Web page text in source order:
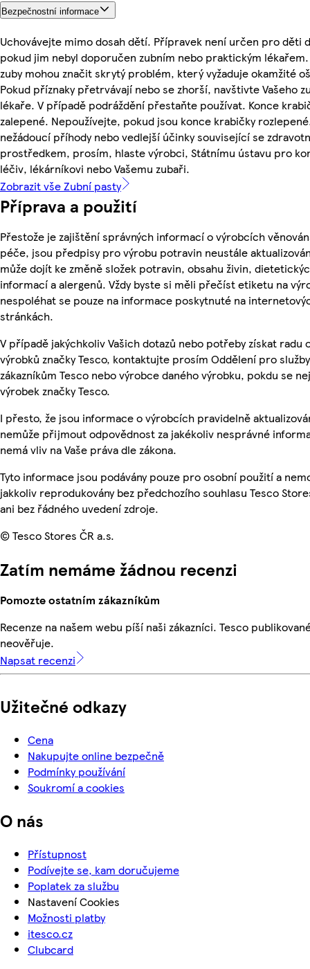
Bezpečnostní informace
Uchovávejte mimo dosah dětí. Přípravek není určen pro děti
pokud jim nebyl doporučen zubním nebo praktickým
zuby mohou značit skrytý problém, který vyžaduje okamžité
Pokud příznaky přetrvávají nebo se zhorší, navštivte Vašeho
lékaře. V případě podráždění přestaňte používat. Konce
zalepené. Nepoužívejte, pokud jsou konce krabičky
nežádoucí příhody nebo vedlejší účinky související se
prostředkem, prosím, hlaste výrobci, Státnímu ústavu pro
léčiv, lékárníkovi nebo Vašemu zubaři.
Zobrazit vše Zubní pasty
Příprava a použití
Přestože je zajištění správných informací o výrobcích
péče, jsou předpisy pro výrobu potravin neustále
může dojít ke změně složek potravin, obsahu živin,
informací a alergenů. Vždy byste si měli přečíst etiketu na
nespoléhat se pouze na informace poskytnuté na
stránkách.
V případě jakýchkoliv Vašich dotazů nebo potřeby získat radu
výrobků značky Tesco, kontaktujte prosím Oddělení pro služby
zákazníkům Tesco nebo výrobce daného výrobku, pokdu se
výrobek značky Tesco.
I přesto, že jsou informace o výrobcích pravidelně
nemůže přijmout odpovědnost za jakékoliv nesprávné
nemá vliv na Vaše práva dle zákona.
Tyto informace jsou podávány pouze pro osobní použití a
jakkoliv reprodukovány bez předchozího souhlasu Tesco
ani bez řádného uvedení zdroje.
© Tesco Stores ČR a.s.
Zatím nemáme žádnou recenzi
Pomozte ostatním zákazníkům
Recenze na našem webu píší naši zákazníci. Tesco
neověřuje.
Napsat recenzi
Užitečné odkazy
Cena
Nakupujte online bezpečně
Podmínky používání
Soukromí a cookies
O nás
Přístupnost
Podívejte se, kam doručujeme
Poplatek za službu
Nastavení Cookies
Možnosti platby
itesco.cz
Clubcard